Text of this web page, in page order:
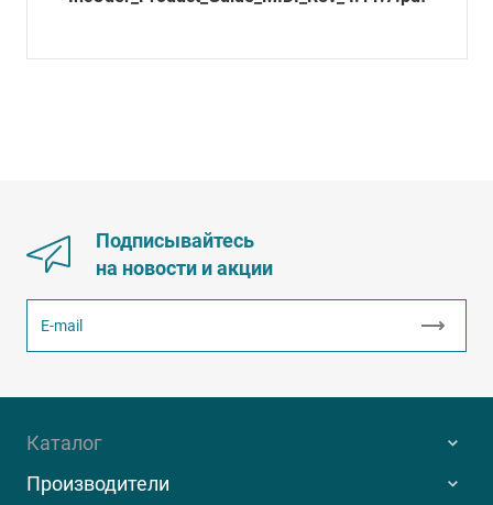
Подписывайтесь
на новости и акции
Каталог
Производители